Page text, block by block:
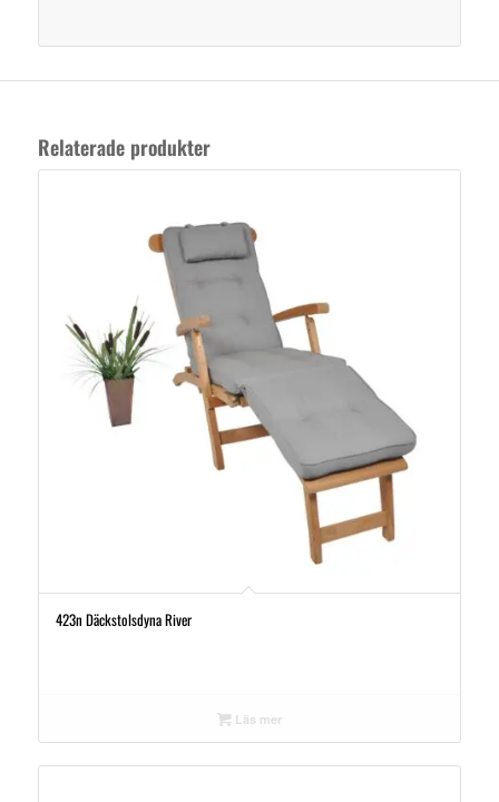
Relaterade produkter
423n Däckstolsdyna River
Läs mer